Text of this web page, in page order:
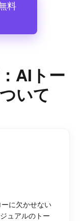
料
AIトー
いて
に欠かせない
ュアルのトー